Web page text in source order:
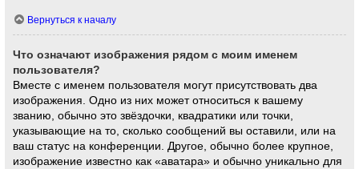
Вернуться к началу
Что означают изображения рядом с моим именем
пользователя?
Вместе с именем пользователя могут присутствовать два
изображения. Одно из них может относиться к вашему
званию, обычно это звёздочки, квадратики или точки,
указывающие на то, сколько сообщений вы оставили, или на
ваш статус на конференции. Другое, обычно более крупное,
изображение известно как «аватара» и обычно уникально для